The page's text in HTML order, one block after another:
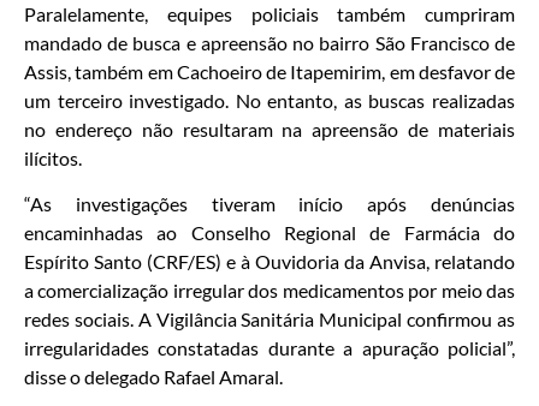
Paralelamente, equipes policiais também cumpriram
mandado de busca e apreensão no bairro São Francisco de
Assis, também em Cachoeiro de Itapemirim, em desfavor de
um terceiro investigado. No entanto, as buscas realizadas
no endereço não resultaram na apreensão de materiais
ilícitos.
“As investigações tiveram início após denúncias
encaminhadas ao Conselho Regional de Farmácia do
Espírito Santo (CRF/ES) e à Ouvidoria da Anvisa, relatando
a comercialização irregular dos medicamentos por meio das
redes sociais. A Vigilância Sanitária Municipal confirmou as
irregularidades constatadas durante a apuração policial”,
disse o delegado Rafael Amaral.